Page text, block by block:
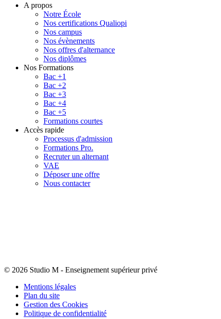
A propos
Notre École
Nos certifications Qualiopi
Nos campus
Nos évènements
Nos offres d'alternance
Nos diplômes
Nos Formations
Bac +1
Bac +2
Bac +3
Bac +4
Bac +5
Formations courtes
Accès rapide
Processus d'admission
Formations Pro.
Recruter un alternant
VAE
Déposer une offre
Nous contacter
© 2026 Studio M - Enseignement supérieur privé
Mentions légales
Plan du site
Gestion des Cookies
Politique de confidentialité